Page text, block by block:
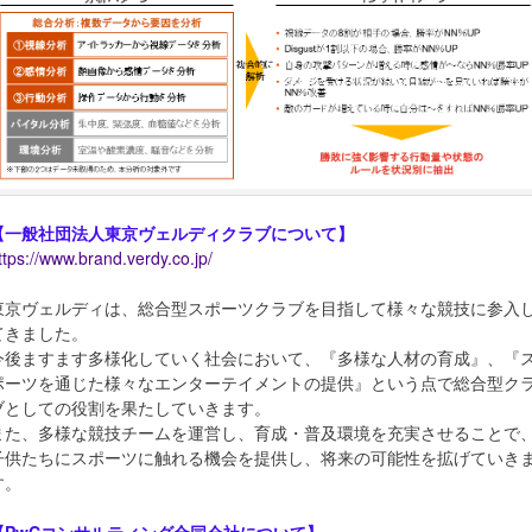
一般社団法人東京ヴェルディクラブについて】
www.brand.verdy.co.jp/
京ヴェルディは、総合型スポーツクラブを目指して様々な競技に参入
ました。
後ますます多様化していく社会において、『多様な人材の育成』、『
ーツを通じた様々なエンターテイメントの提供』という点で総合型ク
としての役割を果たしていきます。
た、多様な競技チームを運営し、育成・普及環境を充実させることで、
供たちにスポーツに触れる機会を提供し、将来の可能性を拡げていきま